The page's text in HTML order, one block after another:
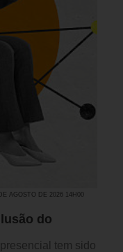
AGOSTO DE 2026 14H00
do
tem sido